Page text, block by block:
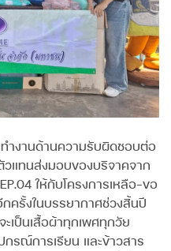
ำงานด้านความรับผิดชอบต่อ
วแทนส่งมอบของบริจาคจาก
ให้กับโครงการเหลือ-ขอ
ครั้งในบรรยากาศช่วงสิ้นปี
เป็นเสื้อผ้าทุกเพศทุกวัย
กรณ์การเรียน และข้าวสาร